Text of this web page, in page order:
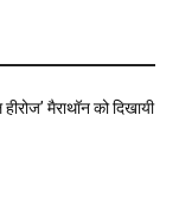
मैराथॉन को दिखायी